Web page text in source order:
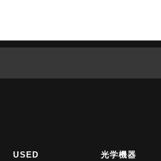
USED
光学機器